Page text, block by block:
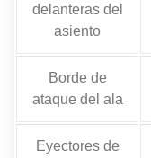
delanteras del
asiento
Borde de
ataque del ala
Eyectores de